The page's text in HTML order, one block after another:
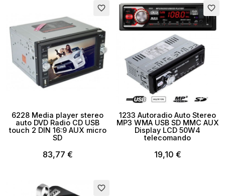
favorite_border
6228 Media player stereo
auto DVD Radio CD USB
touch 2 DIN 16:9 AUX micro
SD
83,77 €
favorite_border
1233 Autoradio Auto Stereo
MP3 WMA USB SD MMC AUX
Display LCD 50W4
telecomando
19,10 €
favorite_border